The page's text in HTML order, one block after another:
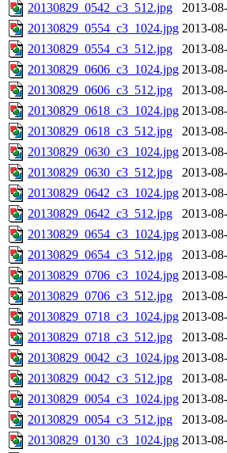
20130829_0542_c3_512.jpg
2013-
20130829_0554_c3_1024.jpg 2013-
20130829_0554_c3_512.jpg
2013-
20130829_0606_c3_1024.jpg 2013-
20130829_0606_c3_512.jpg
2013-
20130829_0618_c3_1024.jpg 2013-
20130829_0618_c3_512.jpg
2013-
20130829_0630_c3_1024.jpg 2013-
20130829_0630_c3_512.jpg
2013-
20130829_0642_c3_1024.jpg 2013-
20130829_0642_c3_512.jpg
2013-
20130829_0654_c3_1024.jpg 2013-
20130829_0654_c3_512.jpg
2013-
20130829_0706_c3_1024.jpg 2013-
20130829_0706_c3_512.jpg
2013-
20130829_0718_c3_1024.jpg 2013-
20130829_0718_c3_512.jpg
2013-
20130829_0042_c3_1024.jpg 2013-
20130829_0042_c3_512.jpg
2013-
20130829_0054_c3_1024.jpg 2013-
20130829_0054_c3_512.jpg
2013-
20130829_0130_c3_1024.jpg 2013-